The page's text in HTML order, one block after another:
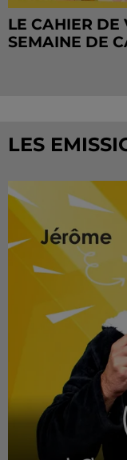
LE CAHIER DE
SEMAINE DE
LES